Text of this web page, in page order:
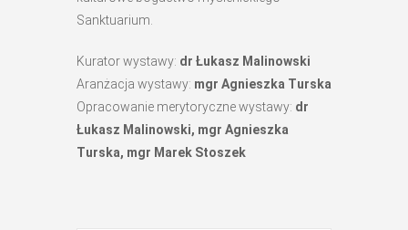
Sanktuarium.
Kurator wystawy: dr Łukasz Malinowski
Aranżacja wystawy: mgr Agnieszka Turska
Opracowanie merytoryczne wystawy: dr
Łukasz Malinowski, mgr Agnieszka
Turska, mgr Marek Stoszek